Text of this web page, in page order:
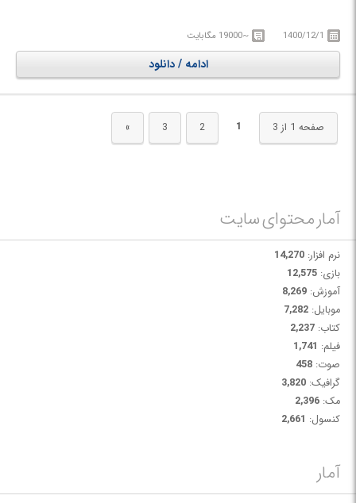
زمینه‌های متنوع مهندسی نظیر ریاضیات پیشرفته، جبر خطی، مخابرات و مهندسی
سیستم از آن استفاده می‌کنند. ریاضیات، زبان مشترک بسیاری از علوم مهندسی
است؛ ماتریس ها، معادلات دیفرانسیل، رشته‌های عددی اطلاعات، ترسیمات و
گراف‌ها از ابزار اصلی بکار گرفته در ریاضیات و نیز در این نرم افزار هستند.
1400/12/1 ~19000 مگابایت
ادامه / دانلود
صفحه 1 از 3 1
2
3
»
آمار محتوای سایت
نرم افزار: 14,270
بازی: 12,575
آموزش: 8,269
موبایل: 7,282
کتاب: 2,237
فیلم: 1,741
صوت: 458
گرافیک: 3,820
مک: 2,396
کنسول: 2,661
آمار